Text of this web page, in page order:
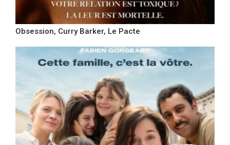
Obsession, Curry Barker, Le Pacte